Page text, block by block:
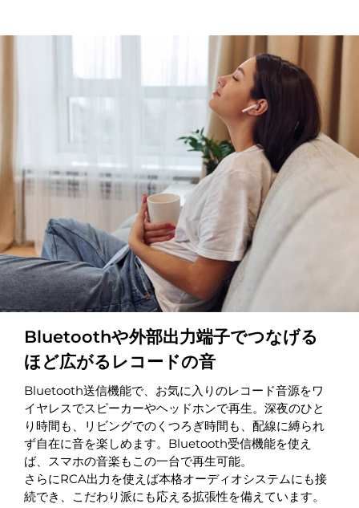
Bluetoothや外部出力端子でつなげる
ほど広がるレコードの音
Bluetooth送信機能で、お気に入りのレコード音源をワ
イヤレスでスピーカーやヘッドホンで再生。深夜のひと
り時間も、リビングでのくつろぎ時間も、配線に縛られ
ず自在に音を楽しめます。Bluetooth受信機能を使え
ば、スマホの音楽もこの一台で再生可能。
さらにRCA出力を使えば本格オーディオシステムにも接
続でき、こだわり派にも応える拡張性を備えています。